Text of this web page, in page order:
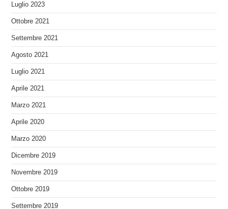
Luglio 2023
Ottobre 2021
Settembre 2021
Agosto 2021
Luglio 2021
Aprile 2021
Marzo 2021
Aprile 2020
Marzo 2020
Dicembre 2019
Novembre 2019
Ottobre 2019
Settembre 2019